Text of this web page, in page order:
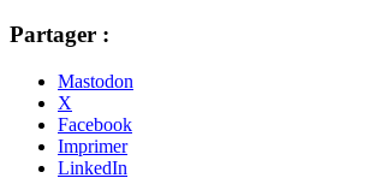
Partager :
Mastodon
X
Facebook
Imprimer
LinkedIn